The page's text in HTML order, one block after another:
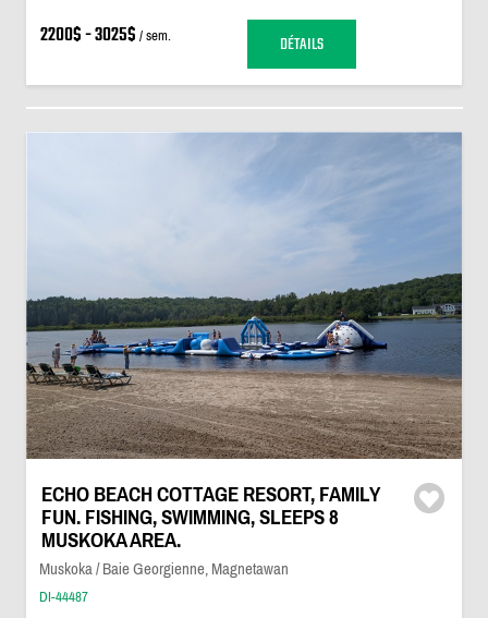
2200$ - 3025$ / sem. DÉTAILS
ECHO BEACH COTTAGE RESORT, FAMILY
FUN. FISHING, SWIMMING, SLEEPS 8
MUSKOKA AREA.
Muskoka / Baie Georgienne, Magnetawan
DI-44487